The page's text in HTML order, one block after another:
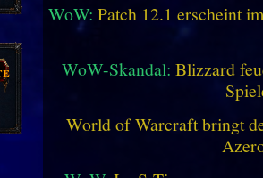
WoW: Patch 12.1 erscheint
WoW-Skandal: Blizzard
World of Warcraft bringt